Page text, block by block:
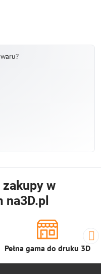
w
na3D.pl
Pełna gama do druku 3D